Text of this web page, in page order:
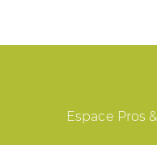
Espace Pros